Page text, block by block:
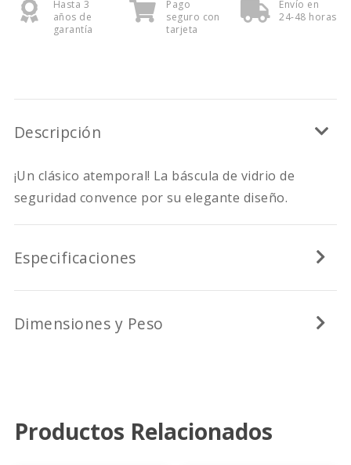
Hasta 3
años de
garantía
Pago
seguro con
tarjeta
Envío en
24-48 horas
Descripción
¡Un clásico atemporal! La báscula de vidrio de
seguridad convence por su elegante diseño.
Especificaciones
Dimensiones y Peso
Productos Relacionados